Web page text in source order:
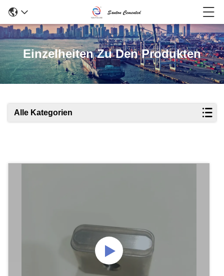
Einzelheiten Zu Den Produkten
Alle Kategorien